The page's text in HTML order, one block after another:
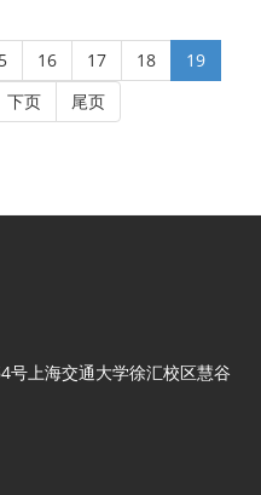
16 17 18
19
下页 尾页
号上海交通大学徐汇校区慧谷